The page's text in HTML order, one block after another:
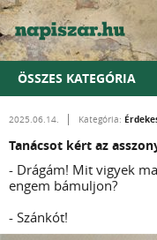
ÖSSZES KATEGÓRIA
2025.06.14. Kategória:
Tanácsot kért az
- Drágám! Mit vigyek
engem bámuljon?
- Szánkót!